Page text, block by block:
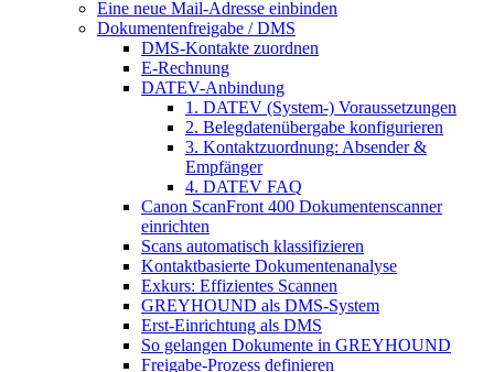
Eine neue Mail-Adresse einbinden
Dokumentenfreigabe / DMS
DMS-Kontakte zuordnen
E-Rechnung
DATEV-Anbindung
1. DATEV (System-) Voraussetzungen
2. Belegdatenübergabe konfigurieren
3. Kontaktzuordnung: Absender &
Empfänger
4. DATEV FAQ
Canon ScanFront 400 Dokumentenscanner
einrichten
Scans automatisch klassifizieren
Kontaktbasierte Dokumentenanalyse
Exkurs: Effizientes Scannen
GREYHOUND als DMS-System
Erst-Einrichtung als DMS
So gelangen Dokumente in GREYHOUND
Freigabe-Prozess definieren